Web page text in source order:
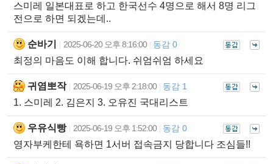
스미레 일본대표로 하고 한국선수 4명으로 해서 8명 리그
전으로 하면 되겠는데..
순바기 2025-06-20 오후 8:16:00 동감 0
최정의 마음도 이해 합니다. 쉬엄쉬엄 하세요
귀염뽀작 2025-06-19 오후 2:18:00 동감 1
1. 스미레 2. 김은지 3. 오유진 국대리스트
우유식빵 2025-06-19 오후 1:52:00 동감 0
영자부케한테 욕하면 1서버 접속금지 당합니다 조심들!!